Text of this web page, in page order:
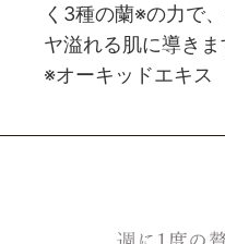
く3種の蘭※の力で
ヤ溢れる肌に導きま
※オーキッドエキス